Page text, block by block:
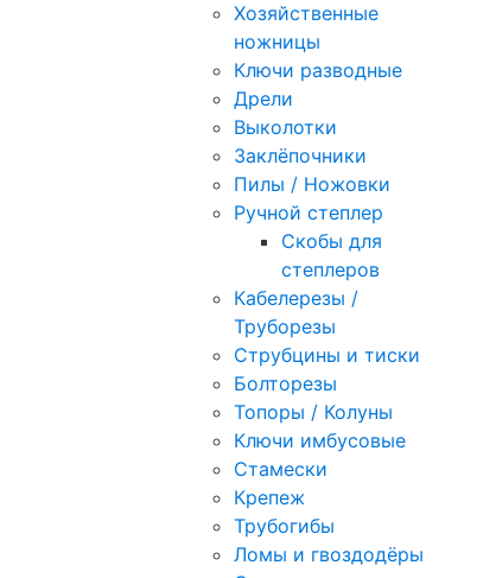
Хозяйственные
ножницы
Ключи разводные
Дрели
Выколотки
Заклёпочники
Пилы / Ножовки
Ручной степлер
Скобы для
степлеров
Кабелерезы /
Труборезы
Струбцины и тиски
Болторезы
Топоры / Колуны
Ключи имбусовые
Стамески
Крепеж
Трубогибы
Ломы и гвоздодёры